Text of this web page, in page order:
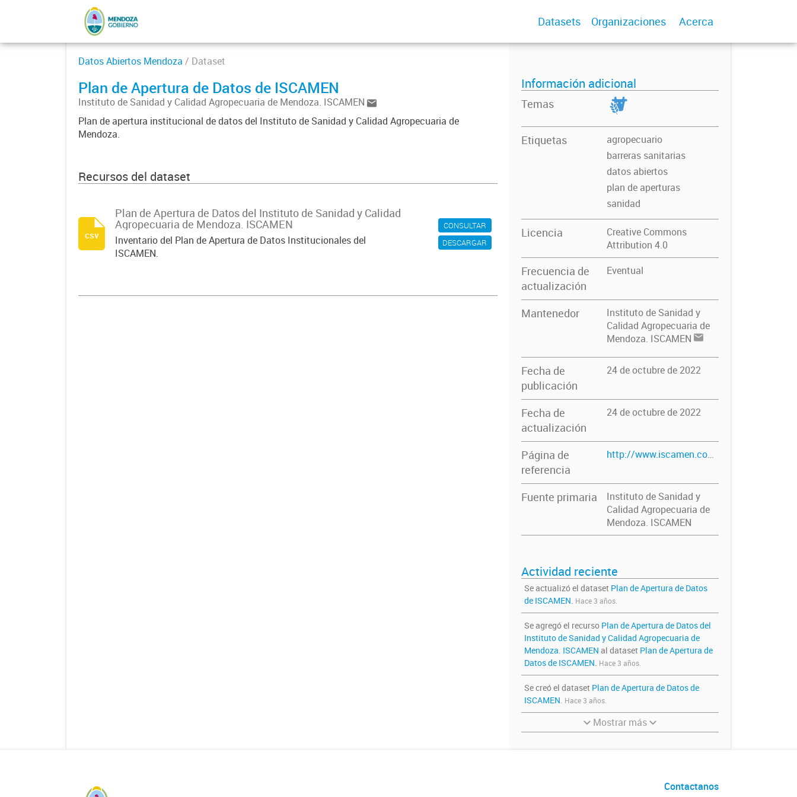
Datasets Organizaciones Acerca
Datos Abiertos Mendoza / Dataset
Plan de Apertura de Datos de ISCAMEN
Instituto de Sanidad y Calidad Agropecuaria de Mendoza. ISCAMEN
Plan de apertura institucional de datos del Instituto de Sanidad y Calidad Agropecuaria de
Mendoza.
Recursos del dataset
CONSULTAR
DESCARGAR
Plan de Apertura de Datos del Instituto de Sanidad y Calidad
Agropecuaria de Mendoza. ISCAMEN
Inventario del Plan de Apertura de Datos Institucionales del
ISCAMEN.
csv
Información adicional
Temas
Etiquetas
agropecuario
barreras sanitarias
datos abiertos
plan de aperturas
sanidad
Licencia
Creative Commons
Attribution 4.0
Frecuencia de
actualización
Eventual
Mantenedor
Instituto de Sanidad y
Calidad Agropecuaria de
Mendoza. ISCAMEN
Fecha de
publicación
24 de octubre de 2022
Fecha de
actualización
24 de octubre de 2022
Página de
referencia
http://www.iscamen.com.ar/
Fuente primaria
Instituto de Sanidad y
Calidad Agropecuaria de
Mendoza. ISCAMEN
Actividad reciente
Se actualizó el dataset Plan de Apertura de Datos
de ISCAMEN. Hace 3 años.
Se agregó el recurso Plan de Apertura de Datos del
Instituto de Sanidad y Calidad Agropecuaria de
Mendoza. ISCAMEN al dataset Plan de Apertura de
Datos de ISCAMEN. Hace 3 años.
Se creó el dataset Plan de Apertura de Datos de
ISCAMEN. Hace 3 años.
Mostrar más
Contactanos